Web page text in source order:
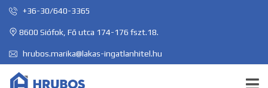
+36-30/640-3365
8600 Siófok, Fő utca 174-176 fszt.18.
hrubos.marika@lakas-ingatlanhitel.hu